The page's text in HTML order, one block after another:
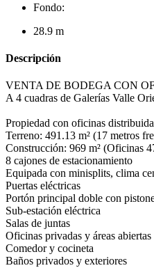
Fondo:
28.9 m
Descripción
VENTA DE BODEGA CON
A 4 cuadras de Galerías Valle
Propiedad con oficinas
Terreno: 491.13 m² (17 metros
Construcción: 969 m² (Oficinas
8 cajones de estacionamiento
Equipada con minisplits, clima
Puertas eléctricas
Portón principal doble con
Sub-estación eléctrica
Salas de juntas
Oficinas privadas y áreas
Comedor y cocineta
Baños privados y exteriores